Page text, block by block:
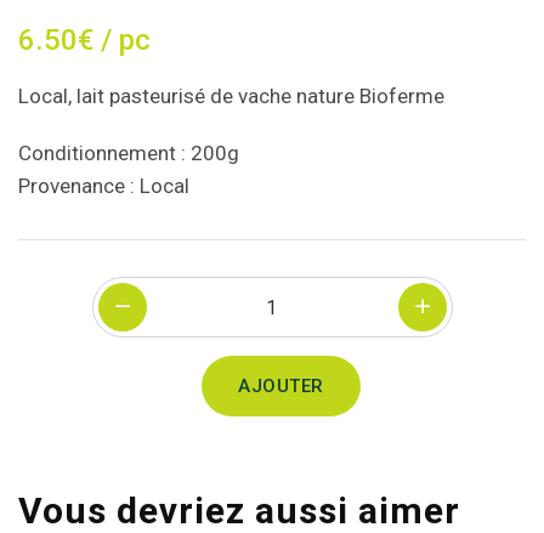
6.50€ / pc
Local, lait pasteurisé de vache nature Bioferme
Conditionnement : 200g
Provenance : Local
Quantité
AJOUTER
Vous devriez aussi aimer